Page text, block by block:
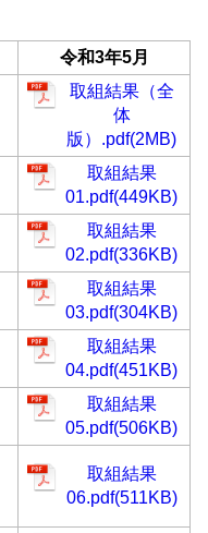
令和3年5月
取組結果（全
体
版）.pdf(2MB)
取組結果
01.pdf(449KB)
取組結果
02.pdf(336KB)
取組結果
03.pdf(304KB)
取組結果
04.pdf(451KB)
取組結果
05.pdf(506KB)
取組結果
06.pdf(511KB)